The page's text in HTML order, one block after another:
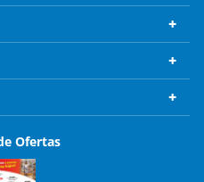
Ofertas